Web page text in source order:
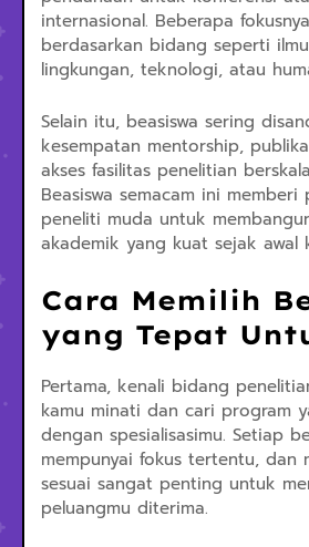
internasional. Beberapa
berdasarkan bidang seperti
lingkungan, teknologi, atau
Selain itu, beasiswa sering
kesempatan mentorship,
akses fasilitas penelitian
Beasiswa semacam ini
peneliti muda untuk
akademik yang kuat sejak awal
Cara Memilih
yang Tepat
Pertama, kenali bidang
kamu minati dan cari program
dengan spesialisasimu. Setiap
mempunyai fokus tertentu, dan
sesuai sangat penting untuk
peluangmu diterima.